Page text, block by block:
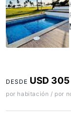
DESDE USD 305
por habitación / por